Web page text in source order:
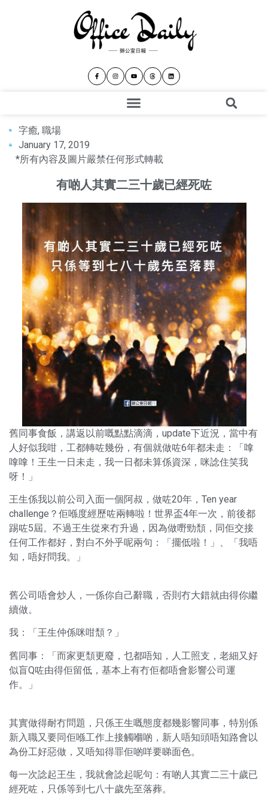
字癒, 職場
January 17, 2019
*所有內容及圖片嚴禁任何形式轉載
有啲人其實二三十歲已經死咗
舊同事食飯，講返以前嘅點點滴滴，update下近況，當中有
人好似我咁，工都轉咗幾份，有個就做咗6年都未走：「嗱
嗱嗱！王生一日未走，我一日都未算係資深，咪諗住笑我
呀！」
王生係我以前公司入面一個阿叔，做咗20年，Ten year
challenge？佢喺度經歷咗兩轉啦！世界盃4年一次，前後都
踢咗5屆。不過王生從來冇升過，因為做嘢勁頹，同佢交接
任何工作都好，對白不外乎呢兩句：「擺低啦！」、「我唔
知，唔好問我。」
舊公司唔會炒人，一係你自己辭職，否則冇大錯就由得你繼
續做。
我：「王生仲係咪咁頹？」
舊同事：「而家更頹更廢，乜都唔知，人工照支，老細又好
似盲Q咗由得佢留低，基本上有冇佢都唔會影響公司運
作。」
其實做得耐冇問題，只係王生嘅態度都幾影響同事，特別係
新入職又要同佢喺工作上接觸嗰啲，新人唔知頭唔知路會以
為份工好惡做，又唔知得罪佢啲咩要睇面色。
每一次諗起王生，我就會諗起呢句：有啲人其實二三十歲已
經死咗，只係等到七八十歲先至落葬。